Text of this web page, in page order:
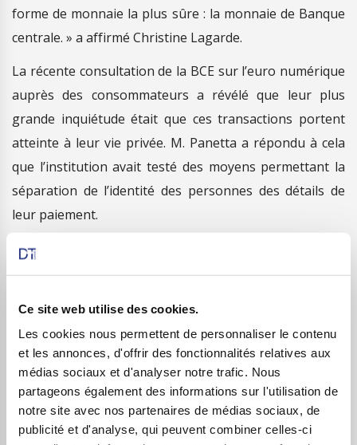
Ce site web utilise des cookies.
Les cookies nous permettent de personnaliser le contenu
et les annonces, d'offrir des fonctionnalités relatives aux
médias sociaux et d'analyser notre trafic. Nous
partageons également des informations sur l'utilisation de
notre site avec nos partenaires de médias sociaux, de
publicité et d'analyse, qui peuvent combiner celles-ci
forme de monnaie la plus sûre : la monnaie de Banque
centrale. » a affirmé Christine Lagarde.
La récente consultation de la BCE sur l’euro numérique
auprès des consommateurs a révélé que leur plus
grande inquiétude était que ces transactions portent
atteinte à leur vie privée. M. Panetta a répondu à cela
que l’institution avait testé des moyens permettant la
séparation de l’identité des personnes des détails de
leur paiement.
« Le paiement sera effectué, mais personne dans la
chaîne de paiement n’aura accès à toutes les
sera mieux protégée… car nous ne sommes pas comme
les entreprises privées… nous n’avons aucun intérêt
commercial à stocker, gérer ou monétiser les données
des utilisateurs », a-t-il ajouté.